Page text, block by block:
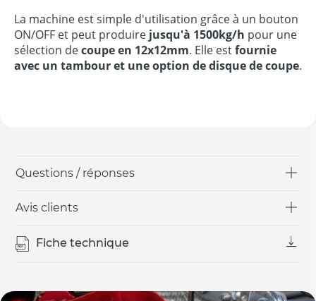
Questions / réponses
Avis clients
Fiche technique
La machine est simple d'utilisation grâce à un bouton
ON/OFF et peut produire jusqu'à 1500kg/h pour une
sélection decoupe en 12x12mm. Elle estfournie
avec un tambour et une option de disque de coupe.